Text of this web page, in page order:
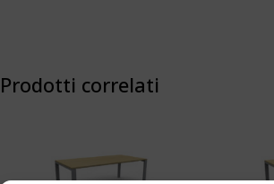
Prodotti correlati